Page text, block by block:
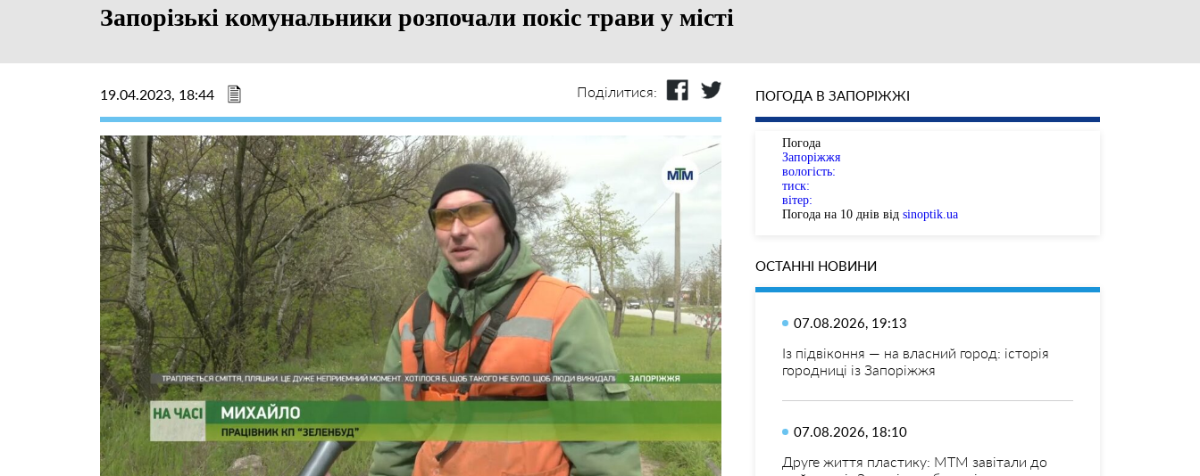
Запорізькі комунальники розпочали покіс трави у місті
19.04.2023, 18:44 Поділитися: ПОГОДА В ЗАПОРІЖЖІ
Погода
Запоріжжя
вологість:
тиск:
вітер:
Погода на 10 днів від sinoptik.ua
ОСТАННІ НОВИНИ
07.08.2026, 19:13
Із підвіконня — на власний город: історія
городниці із Запоріжжя
07.08.2026, 18:10
Друге життя пластику: МТМ завітали до